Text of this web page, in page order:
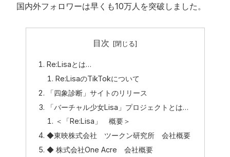
国内外フォロワーは早くも10万人を突破しました。
目次
Re:Lisaとは…
Re:LisaのTikTokについて
「四象診断」サイトのリリース
「バーチャル少女Lisa」プロジェクトとは…
＜「Re:Lisa」 概要＞
◆東映株式会社 ツークン研究所 会社概要
◆ 株式会社One Acre 会社概要